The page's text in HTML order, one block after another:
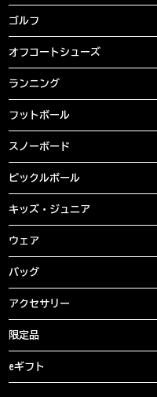
ゴルフ
オフコートシューズ
ランニング
フットボール
スノーボード
ピックルボール
キッズ・ジュニア
ウェア
バッグ
アクセサリー
限定品
eギフト